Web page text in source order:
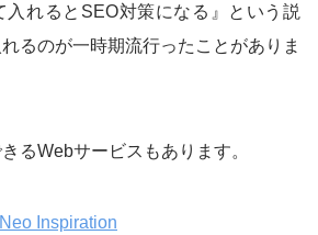
入れるとSEO対策になる』という説
るのが一時期流行ったことがありま
るWebサービスもあります。
Inspiration